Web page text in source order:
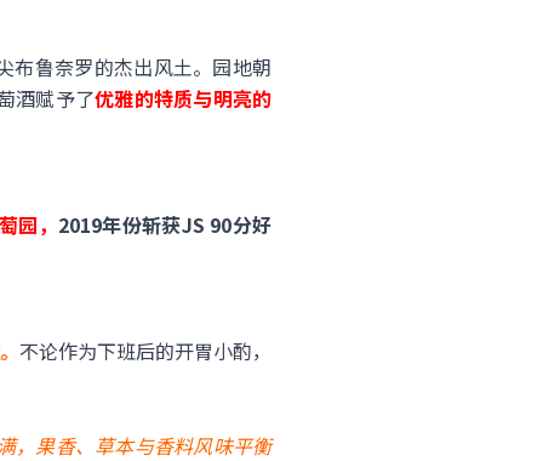
布鲁奈罗的杰出风土。园地朝
酒赋予了优雅的特质与明亮的
园， 2019年份斩获JS 90分好
。 不论作为下班后的开胃小酌，
，果香、草本与香料风味平衡